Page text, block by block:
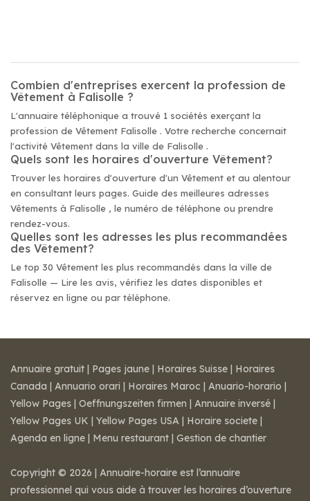
Combien d'entreprises exercent la profession de
Vêtement à Falisolle ?
L'annuaire téléphonique a trouvé 1 sociétés exerçant la
profession de Vêtement Falisolle . Votre recherche concernait
l'activité Vêtement dans la ville de Falisolle .
Quels sont les horaires d'ouverture Vêtement?
Trouver les horaires d'ouverture d'un Vêtement et au alentour
en consultant leurs pages. Guide des meilleures adresses
Vêtements à Falisolle , le numéro de téléphone ou prendre
rendez-vous.
Quelles sont les adresses les plus recommandées
des Vêtement?
Le top 30 Vêtement les plus recommandés dans la ville de
Falisolle — Lire les avis, vérifiez les dates disponibles et
réservez en ligne ou par téléphone.
Annuaire gratuit | Pages jaune | Horaires Suisse | Horaires
Canada | Annuario orari | Horaires Maroc | Anuario-horario |
Yellow Pages | Oeffnungszeiten firmen | Annuaire inversé |
Yellow Pages UK | Yellow Pages USA | Horaire societe |
Agenda en ligne | Menu restaurant | Gestion de chantier
Copyright © 2026 | Annuaire-horaire est l’annuaire
professionnel qui vous aide à trouver les horaires d’ouverture